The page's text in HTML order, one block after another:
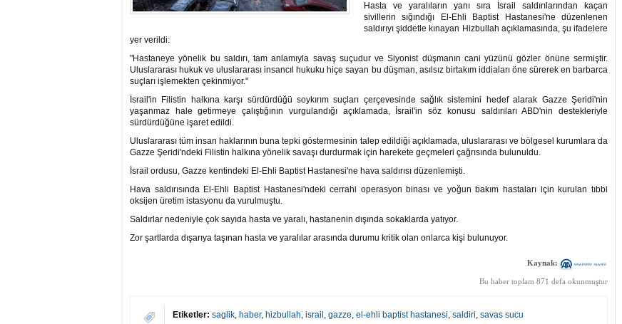
Hasta ve yaralıların yanı sıra İsrail saldırılarından kaçan
sivillerin sığındığı El-Ehli Baptist Hastanesi'ne düzenlenen
saldırıyı şiddetle kınayan Hizbullah açıklamasında, şu ifadelere
yer verildi:
"Hastaneye yönelik bu saldırı, tam anlamıyla savaş suçudur ve Siyonist düşmanın cani yüzünü gözler önüne sermiştir.
Uluslararası hukuk ve uluslararası insancıl hukuku hiçe sayan bu düşman, asılsız birtakım iddiaları öne sürerek en barbarca
suçları işlemekten çekinmiyor."
İsrail'in Filistin halkına karşı sürdürdüğü soykırım suçları çerçevesinde sağlık sistemini hedef alarak Gazze Şeridi'nin
yaşanmaz hale getirmeye çalıştığının vurgulandığı açıklamada, İsrail'in söz konusu saldırıları ABD'nin destekleriyle
sürdürdüğüne işaret edildi.
Uluslararası tüm insan haklarının buna tepki göstermesinin talep edildiği açıklamada, uluslararası ve bölgesel kurumlara da
Gazze Şeridi'ndeki Filistin halkına yönelik savaşı durdurmak için harekete geçmeleri çağrısında bulunuldu.
İsrail ordusu, Gazze kentindeki El-Ehli Baptist Hastanesi'ne hava saldırısı düzenlemişti.
Hava saldırısında El-Ehli Baptist Hastanesi'ndeki cerrahi operasyon binası ve yoğun bakım hastaları için kurulan tıbbi
oksijen üretim istasyonu da vurulmuştu.
Saldırlar nedeniyle çok sayıda hasta ve yaralı, hastanenin dışında sokaklarda yatıyor.
Zor şartlarda dışarıya taşınan hasta ve yaralılar arasında durumu kritik olan onlarca kişi bulunuyor.
Kaynak:
Bu haber toplam 871 defa okunmuştur
Etiketler: saglik, haber, hizbullah, israil , gazze, el-ehli baptist hastanesi, saldiri, savas sucu